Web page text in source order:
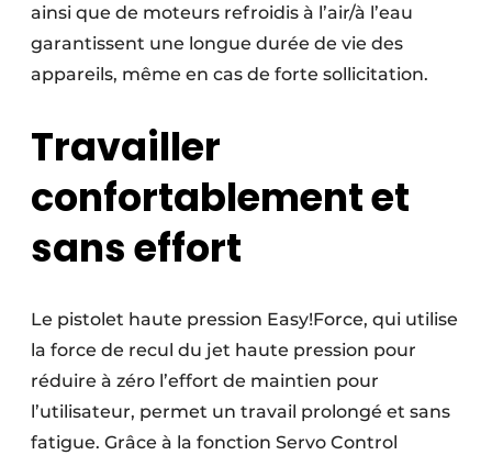
ainsi que de moteurs refroidis à l’air/à l’eau
garantissent une longue durée de vie des
appareils, même en cas de forte sollicitation.
Travailler
confortablement et
sans effort
Le pistolet haute pression Easy!Force, qui utilise
la force de recul du jet haute pression pour
réduire à zéro l’effort de maintien pour
l’utilisateur, permet un travail prolongé et sans
fatigue. Grâce à la fonction Servo Control